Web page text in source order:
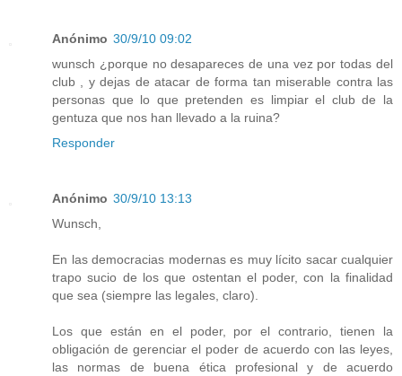
Anónimo 30/9/10 09:02
wunsch ¿porque no desapareces de una vez por todas del
club , y dejas de atacar de forma tan miserable contra las
personas que lo que pretenden es limpiar el club de la
gentuza que nos han llevado a la ruina?
Responder
Anónimo 30/9/10 13:13
Wunsch,
En las democracias modernas es muy lícito sacar cualquier
trapo sucio de los que ostentan el poder, con la finalidad
que sea (siempre las legales, claro).
Los que están en el poder, por el contrario, tienen la
obligación de gerenciar el poder de acuerdo con las leyes,
las normas de buena ética profesional y de acuerdo